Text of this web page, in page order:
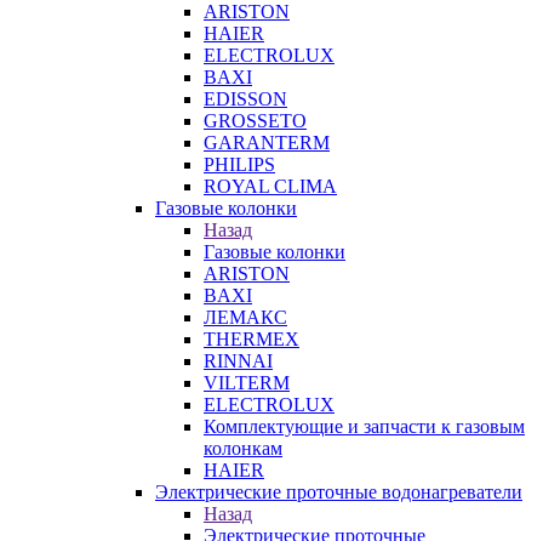
ARISTON
HAIER
ELECTROLUX
BAXI
EDISSON
GROSSETO
GARANTERM
PHILIPS
ROYAL CLIMA
Газовые колонки
Назад
Газовые колонки
ARISTON
BAXI
ЛЕМАКС
THERMEX
RINNAI
VILTERM
ELECTROLUX
Комплектующие и запчасти к газовым
колонкам
HAIER
Электрические проточные водонагреватели
Назад
Электрические проточные